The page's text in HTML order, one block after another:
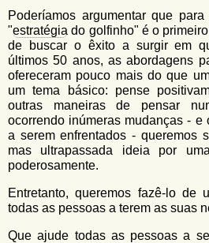
Poderíamos argumentar que
"estratégia do golfinho" é o
de buscar o êxito a surgir em
últimos 50 anos, as abordagens
ofereceram pouco mais do que
um tema básico: pense
outras maneiras de pensar
ocorrendo inúmeras mudanças - e
a serem enfrentados - queremos
mas ultrapassada ideia por
poderosamente.
Entretanto, queremos fazê-lo de
todas as pessoas a terem as suas
Que ajude todas as pessoas a